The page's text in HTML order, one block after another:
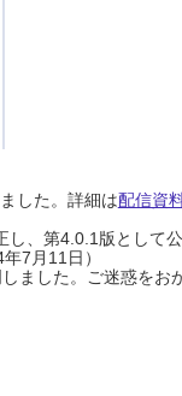
した。詳細は配信資
、第4.0.1版として
7月11日）
ました。ご迷惑をお